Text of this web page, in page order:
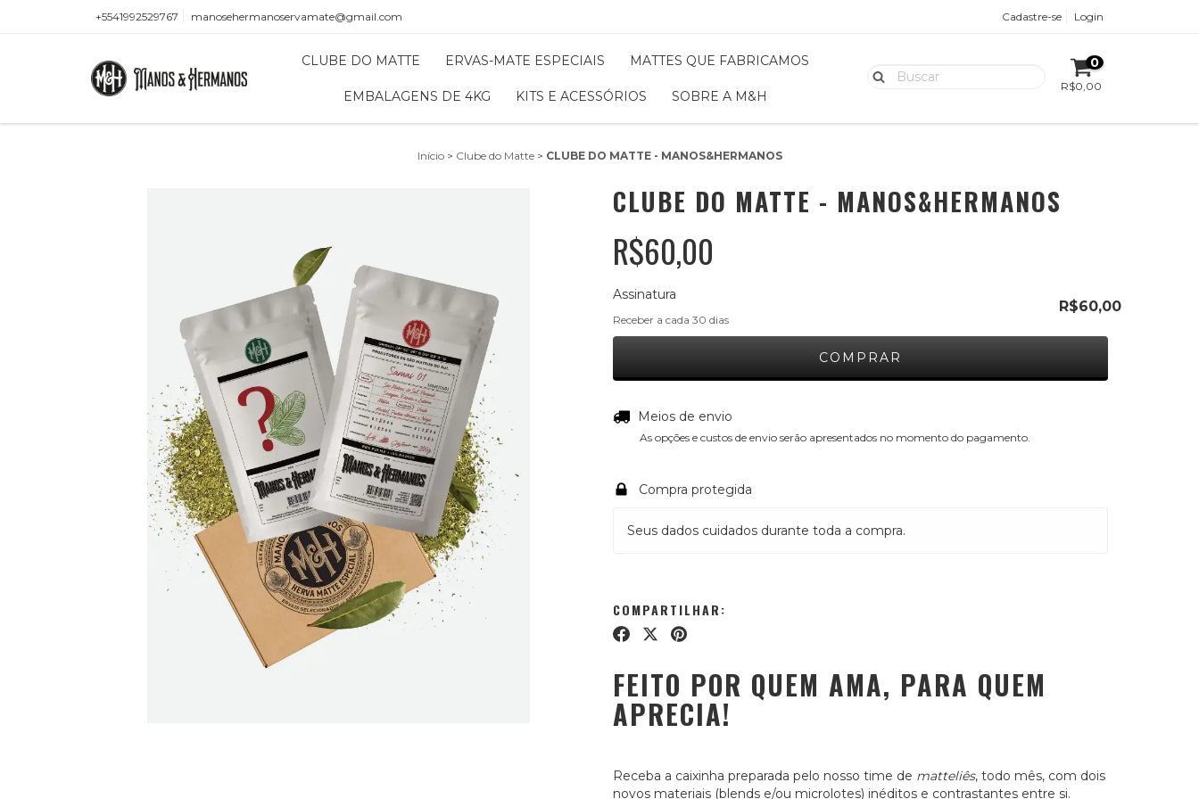
+5541992529767 manosehermanoservamate@gmail.com Cadastre-se Login
CLUBE DO MATTE ERVAS-MATE ESPECIAIS MATTES QUE FABRICAMOS
EMBALAGENS DE 4KG KITS E ACESSÓRIOS SOBRE A M&H
0
R$0,00
Início > Clube do Matte > CLUBE DO MATTE - MANOS&HERMANOS
CLUBE DO MATTE - MANOS&HERMANOS
R$60,00
Assinatura
Receber a cada 30 dias
R$60,00
Meios de envio
As opções e custos de envio serão apresentados no momento do pagamento.
Compra protegida
Seus dados cuidados durante toda a compra.
COMPARTILHAR:
FEITO POR QUEM AMA, PARA QUEM
APRECIA!
Receba a caixinha preparada pelo nosso time de matteliês, todo mês, com dois
novos materiais (blends e/ou microlotes) inéditos e contrastantes entre si.